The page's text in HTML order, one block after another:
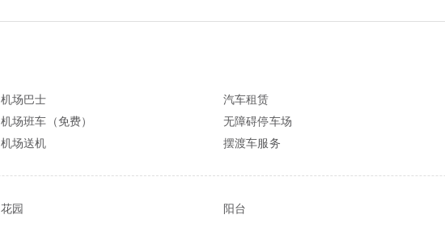
机场巴士 汽车租赁
机场班车（免费）
无障碍停车场
机场送机
摆渡车服务
花园 阳台